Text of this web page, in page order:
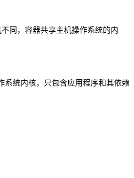
同，容器共享主机操作系统的内
系统内核，只包含应用程序和其依赖